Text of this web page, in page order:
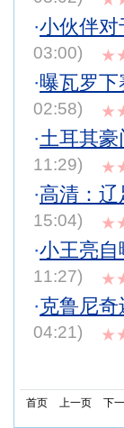
·小伙伴
03:00)
·曝瓦罗
02:58)
·土耳其
11:29)
·高清：
15:04)
·小王亮
11:27)
·克鲁尼
04:21)
首页 上一页 下